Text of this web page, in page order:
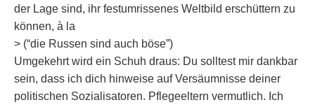
der Lage sind, ihr festumrissenes Weltbild erschüttern zu
können, à la
> (“die Russen sind auch böse”)
Umgekehrt wird ein Schuh draus: Du solltest mir dankbar
sein, dass ich dich hinweise auf Versäumnisse deiner
politischen Sozialisatoren. Pflegeeltern vermutlich. Ich